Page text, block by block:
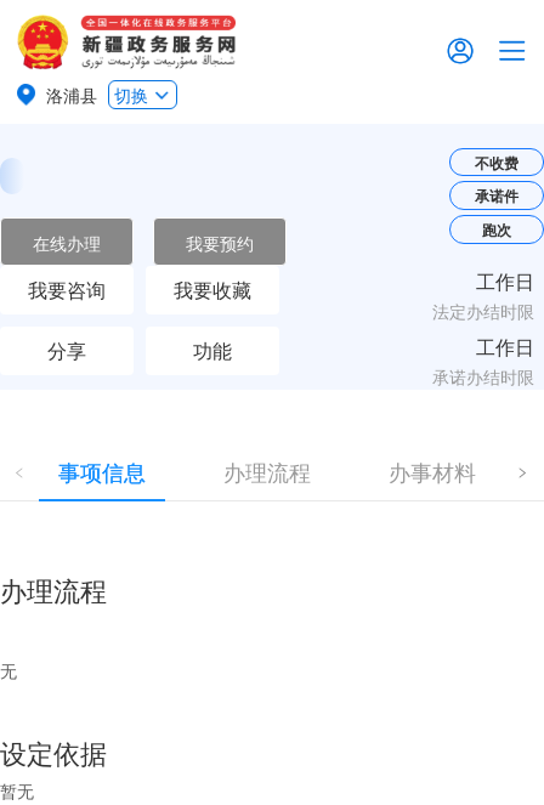
洛浦县 切换
在线办理 我要预约
我要咨询 我要收藏
分享 功能
不收费
承诺件
跑次
工作日
法定办结时限
工作日
承诺办结时限
事项信息 办理流程 办事材料
办理流程
无
设定依据
暂无